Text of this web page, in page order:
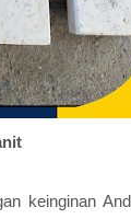
keinginan